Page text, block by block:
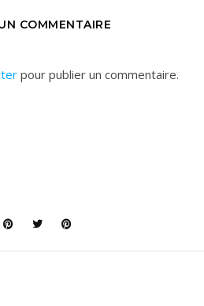
COMMENTAIRE
pour publier un commentaire.